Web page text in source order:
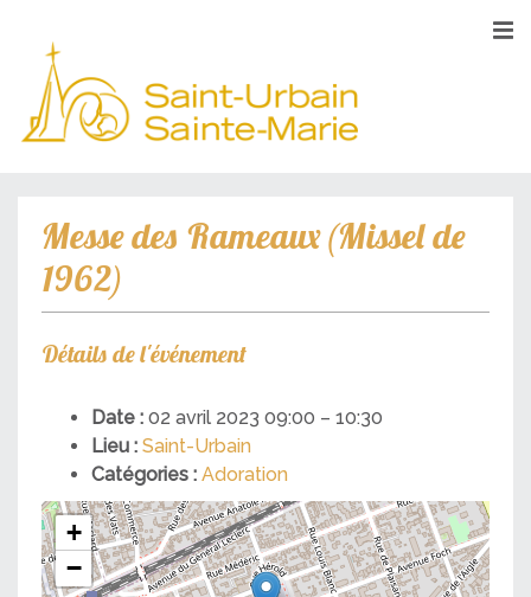
Messe des Rameaux (Missel de
1962)
Détails de l'événement
Date : 02 avril 2023 09:00 – 10:30
Lieu : Saint-Urbain
Catégories : Adoration
+
−